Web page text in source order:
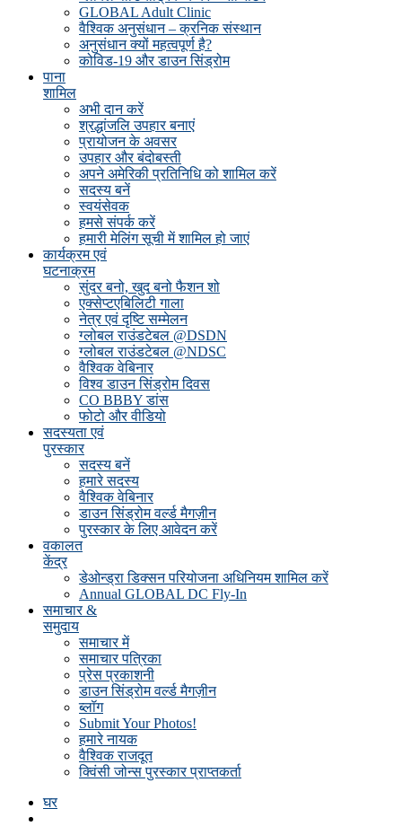
GLOBAL Adult Clinic
वैश्विक अनुसंधान – क्रनिक संस्थान
अनुसंधान क्यों महत्वपूर्ण है?
कोविड-19 और डाउन सिंड्रोम
पाना
शामिल
अभी दान करें
श्रद्धांजलि उपहार बनाएं
प्रायोजन के अवसर
उपहार और बंदोबस्ती
अपने अमेरिकी प्रतिनिधि को शामिल करें
सदस्य बनें
स्वयंसेवक
हमसे संपर्क करें
हमारी मेलिंग सूची में शामिल हो जाएं
कार्यक्रम एवं
घटनाक्रम
सुंदर बनो, खुद बनो फैशन शो
एक्सेप्टएबिलिटी गाला
नेत्र एवं दृष्टि सम्मेलन
ग्लोबल राउंडटेबल @DSDN
ग्लोबल राउंडटेबल @NDSC
वैश्विक वेबिनार
विश्व डाउन सिंड्रोम दिवस
CO BBBY डांस
फोटो और वीडियो
सदस्यता एवं
पुरस्कार
सदस्य बनें
हमारे सदस्य
वैश्विक वेबिनार
डाउन सिंड्रोम वर्ल्ड मैगज़ीन
पुरस्कार के लिए आवेदन करें
वकालत
केंद्र
डेओन्ड्रा डिक्सन परियोजना अधिनियम शामिल करें
Annual GLOBAL DC Fly-In
समाचार &
समुदाय
समाचार में
समाचार पत्रिका
प्रेस प्रकाशनी
डाउन सिंड्रोम वर्ल्ड मैगज़ीन
ब्लॉग
Submit Your Photos!
हमारे नायक
वैश्विक राजदूत
क्विंसी जोन्स पुरस्कार प्राप्तकर्ता
घर